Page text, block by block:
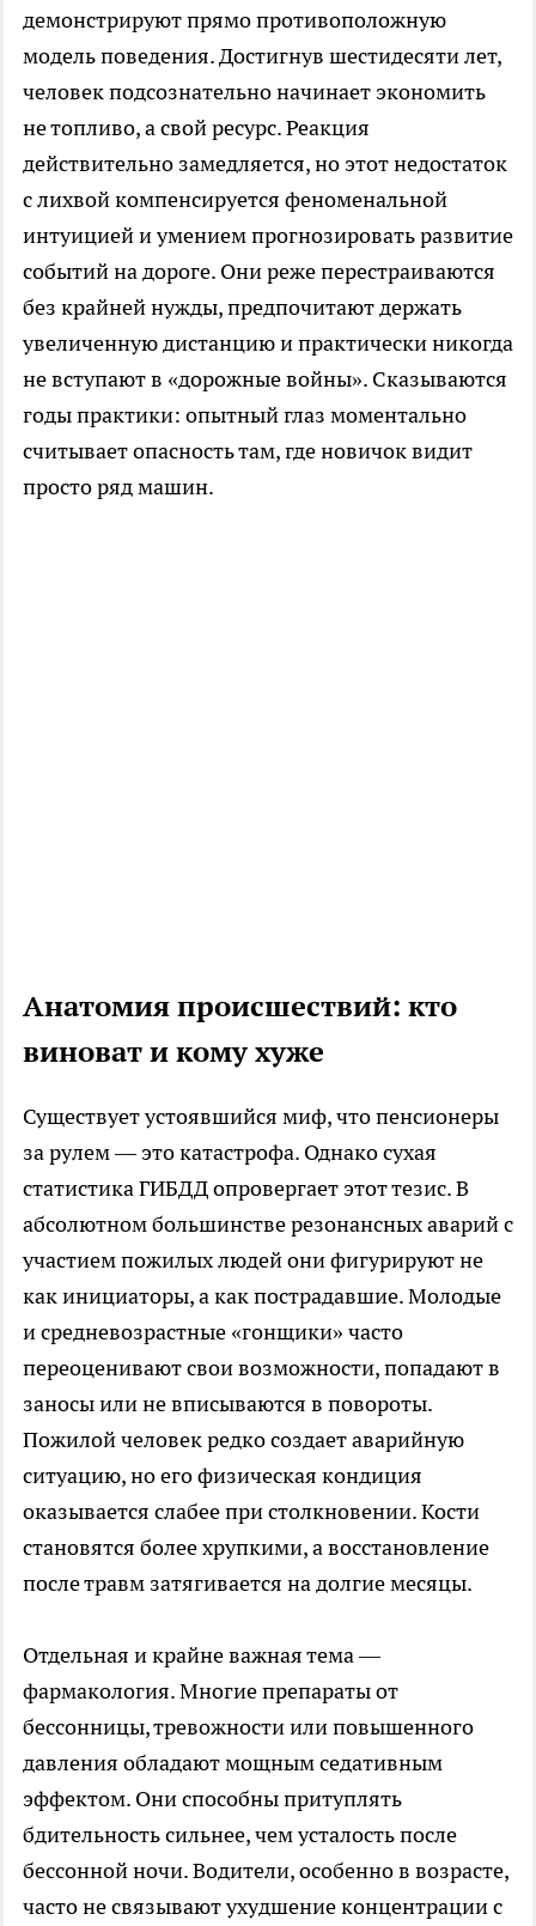
демонстрируют прямо противоположную
модель поведения. Достигнув шестидесяти лет,
человек подсознательно начинает экономить
не топливо, а свой ресурс. Реакция
действительно замедляется, но этот недостаток
с лихвой компенсируется феноменальной
интуицией и умением прогнозировать развитие
событий на дороге. Они реже перестраиваются
без крайней нужды, предпочитают держать
увеличенную дистанцию и практически никогда
не вступают в «дорожные войны». Сказываются
годы практики: опытный глаз моментально
считывает опасность там, где новичок видит
просто ряд машин.
Анатомия происшествий: кто
виноват и кому хуже
Существует устоявшийся миф, что пенсионеры
за рулем — это катастрофа. Однако сухая
статистика ГИБДД опровергает этот тезис. В
абсолютном большинстве резонансных аварий с
участием пожилых людей они фигурируют не
как инициаторы, а как пострадавшие. Молодые
и средневозрастные «гонщики» часто
переоценивают свои возможности, попадают в
заносы или не вписываются в повороты.
Пожилой человек редко создает аварийную
ситуацию, но его физическая кондиция
оказывается слабее при столкновении. Кости
становятся более хрупкими, а восстановление
после травм затягивается на долгие месяцы.
Отдельная и крайне важная тема —
фармакология. Многие препараты от
бессонницы, тревожности или повышенного
давления обладают мощным седативным
эффектом. Они способны притуплять
бдительность сильнее, чем усталость после
бессонной ночи. Водители, особенно в возрасте,
часто не связывают ухудшение концентрации с